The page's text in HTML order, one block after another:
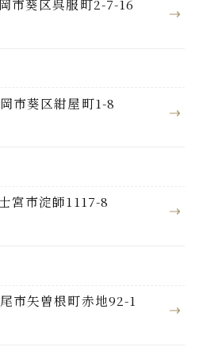
市葵区呉服町2-7-16
市葵区紺屋町1-8
宮市淀師1117-8
市矢曽根町赤地92-1